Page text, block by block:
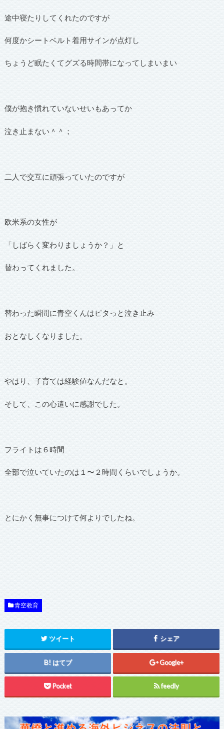
途中寝たりしてくれたのですが
何度かシートベルト着用サインが点灯し
ちょうど眠たくてグズる時間帯になってしまいまい
僕が抱き慣れていないせいもあってか
泣き止まない＾＾；
二人で交互に頑張っていたのですが
欧米系の女性が
「しばらく変わりましょうか？」と
替わってくれました。
替わった瞬間に青空くんはピタっと泣き止み
おとなしくなりました。
やはり、子育ては経験値なんだなと。
そして、この心遣いに感謝でした。
フライトは６時間
全部で泣いていたのは１〜２時間くらいでしょうか。
とにかく無事につけて何よりでしたね。
青空教育
ツイート シェア
はてブ Google+
Pocket feedly